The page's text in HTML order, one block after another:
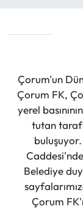
Çorum'un
Çorum FK,
yerel
tutan
Belediye
Çorum